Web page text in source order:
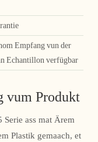
Empfang vun der
Echantillon verfügbar
vum Produkt
ass mat Ärem
Plastik gemaach, et